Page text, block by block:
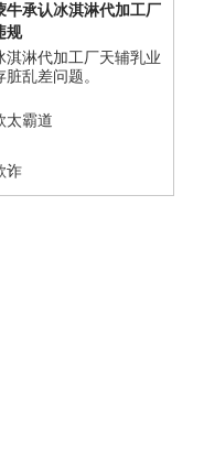
牛承认冰淇淋代加工厂
规
淇淋代加工厂天辅乳业
脏乱差问题。
太霸道
诈